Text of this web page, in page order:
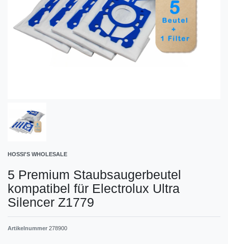
HOSSI'S WHOLESALE
5 Premium Staubsaugerbeutel
kompatibel für Electrolux Ultra
Silencer Z1779
Artikelnummer 278900